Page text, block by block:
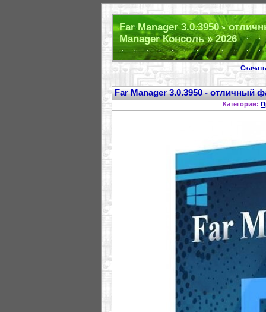
Far Manager 3.0.3950 -
Manager Консоль » 2026
Скачать
Far Manager 3.0.3950 - отличный
Категории: